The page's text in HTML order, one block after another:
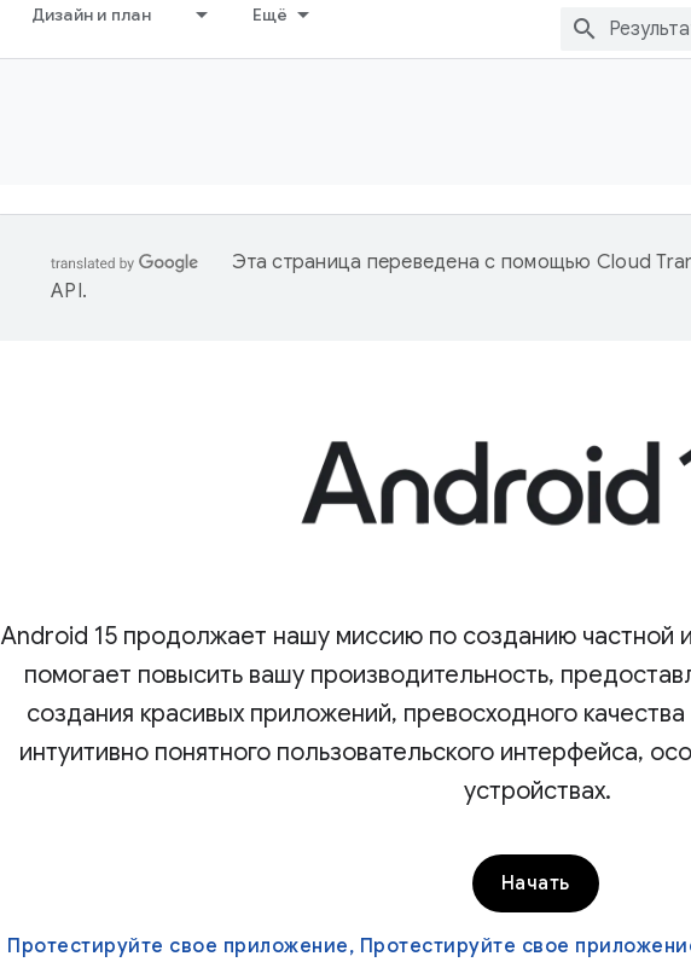
Дизайн и план Ещё
Эта страница переведена с помощью Cloud
API.
Android 15 продолжает нашу миссию по созданию частной
помогает повысить вашу производительность,
создания красивых приложений, превосходного
интуитивно понятного пользовательского интерфейса,
устройствах.
Начать
Протестируйте свое приложение, Протестируйте свое